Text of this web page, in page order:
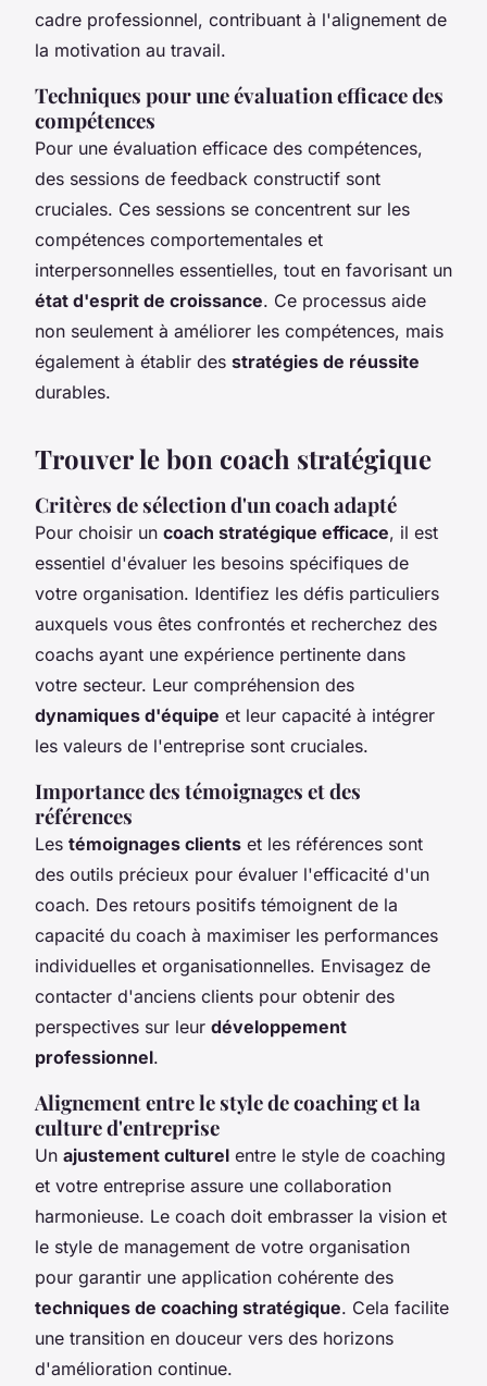
cadre professionnel, contribuant à l'alignement de
la motivation au travail.
Techniques pour une évaluation efficace des
compétences
Pour une évaluation efficace des compétences,
des sessions de feedback constructif sont
cruciales. Ces sessions se concentrent sur les
compétences comportementales et
interpersonnelles essentielles, tout en favorisant un
état d'esprit de croissance. Ce processus aide
non seulement à améliorer les compétences, mais
également à établir des stratégies de réussite
durables.
Trouver le bon coach stratégique
Critères de sélection d'un coach adapté
Pour choisir un coach stratégique efficace, il est
essentiel d'évaluer les besoins spécifiques de
votre organisation. Identifiez les défis particuliers
auxquels vous êtes confrontés et recherchez des
coachs ayant une expérience pertinente dans
votre secteur. Leur compréhension des
dynamiques d'équipe et leur capacité à intégrer
les valeurs de l'entreprise sont cruciales.
Importance des témoignages et des
références
Les témoignages clients et les références sont
des outils précieux pour évaluer l'efficacité d'un
coach. Des retours positifs témoignent de la
capacité du coach à maximiser les performances
individuelles et organisationnelles. Envisagez de
contacter d'anciens clients pour obtenir des
perspectives sur leur développement
professionnel.
Alignement entre le style de coaching et la
culture d'entreprise
Un ajustement culturel entre le style de coaching
et votre entreprise assure une collaboration
harmonieuse. Le coach doit embrasser la vision et
le style de management de votre organisation
pour garantir une application cohérente des
techniques de coaching stratégique. Cela facilite
une transition en douceur vers des horizons
d'amélioration continue.